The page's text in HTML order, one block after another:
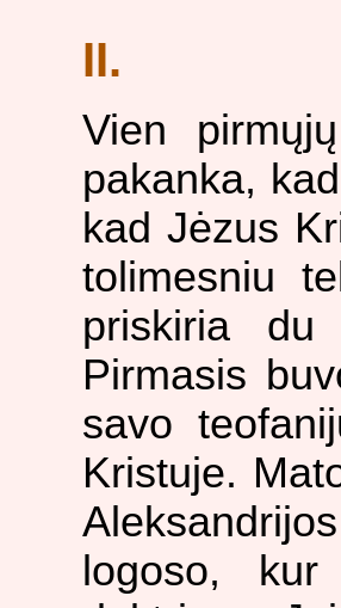
II.
Vien
pakanka,
kad Jėzus
tolimesniu
priskiria
Pirmasis
savo
Kristuje.
logoso,